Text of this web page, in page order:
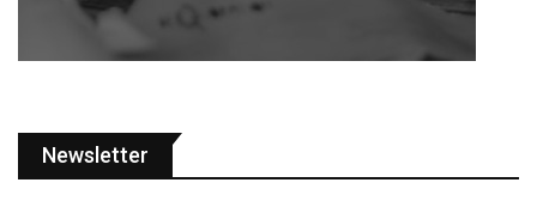
Newsletter